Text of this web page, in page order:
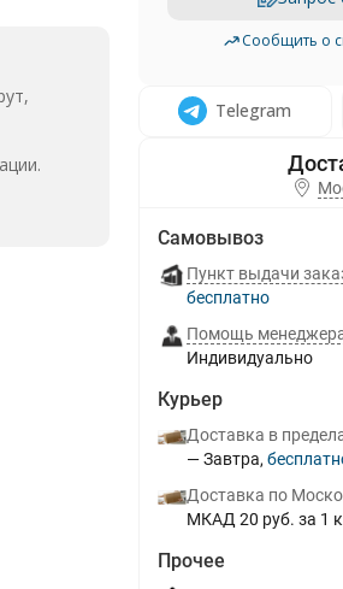
Сообщить о
Telegram
Самовывоз
Пункт выдачи
Бесплатно
Помощь
Индивидуально
Курьер
Доставка в
Завтра
Доставка по
МКАД 20 руб. за 1
Прочее